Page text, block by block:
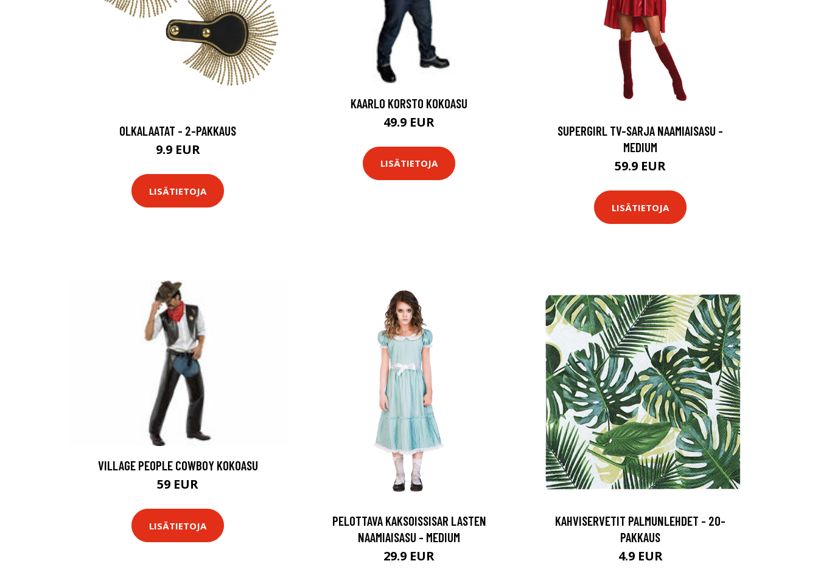
OLKALAATAT - 2-PAKKAUS
9.9 EUR
LISÄTIETOJA
KAARLO KORSTO KOKOASU
49.9 EUR
LISÄTIETOJA
SUPERGIRL TV-SARJA NAAMIAISASU -
MEDIUM
59.9 EUR
LISÄTIETOJA
VILLAGE PEOPLE COWBOY KOKOASU
59 EUR
LISÄTIETOJA
PELOTTAVA KAKSOISSISAR LASTEN
NAAMIAISASU - MEDIUM
29.9 EUR
KAHVISERVETIT PALMUNLEHDET - 20-
PAKKAUS
4.9 EUR